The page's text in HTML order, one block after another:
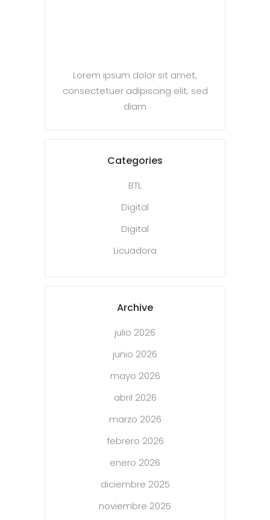
Lorem ipsum dolor sit amet,
consectetuer adipiscing elit, sed
diam
Categories
BTL
Digital
Digital
Licuadora
Archive
julio 2026
junio 2026
mayo 2026
abril 2026
marzo 2026
febrero 2026
enero 2026
diciembre 2025
noviembre 2025